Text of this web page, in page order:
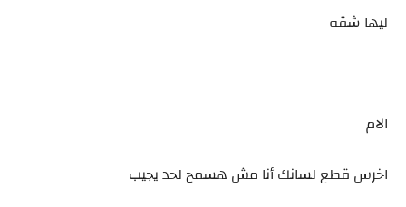
ليها شقه
الام
اخرس قطع لسانك أنا مش هسمح لحد يجيب